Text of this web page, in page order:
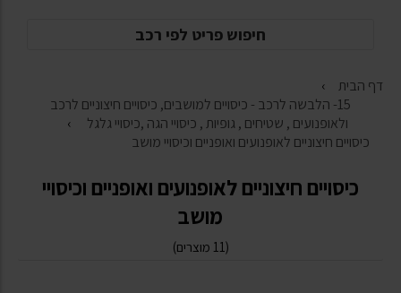
חיפוש פריט לפי רכב
דף הבית
15- הלבשה לרכב - כיסויים למושבים, כיסויים חיצוניים לרכב
ולאופנועים , שטיחים , גופיות , כיסויי הגה ,כיסויי גלגל
כיסויים חיצוניים לאופנועים ואופניים וכיסויי מושב
כיסויים חיצוניים לאופנועים ואופניים וכיסויי
מושב
(11 מוצרים)